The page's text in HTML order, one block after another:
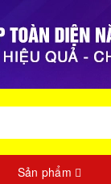
Sản phẩm